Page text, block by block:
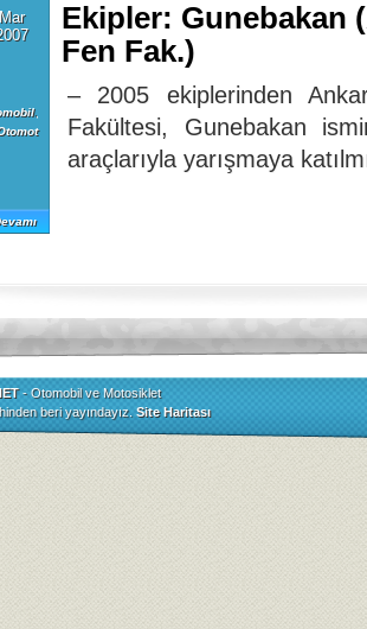
Mar
,
Ekipler: Gunebakan
Fen Fak.)
– 2005 ekiplerinden
Fakültesi, Gunebakan
araçlarıyla yarışmaya
- Otomobil ve Motosiklet
beri yayındayız. Site Haritası